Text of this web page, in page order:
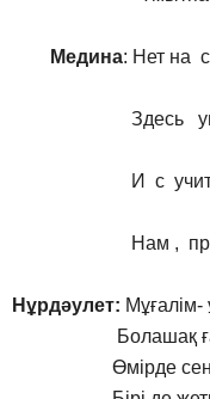
Медина: Нет на
Здесь
И с
Нам ,
Нұрдәулет:
Болашақ
Өмірде сенің